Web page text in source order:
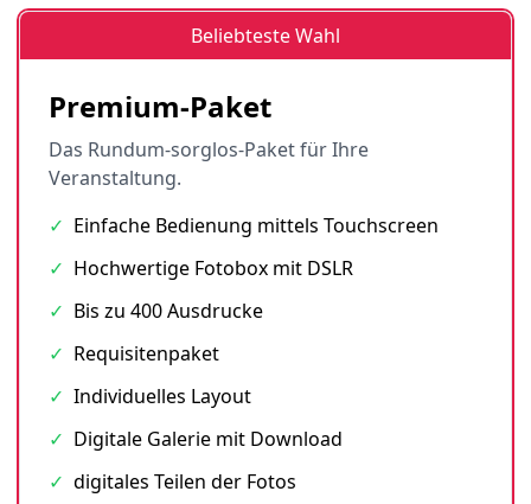
Beliebteste Wahl
Premium-Paket
Das Rundum-sorglos-Paket für Ihre
Veranstaltung.
✓ Einfache Bedienung mittels Touchscreen
✓ Hochwertige Fotobox mit DSLR
✓ Bis zu 400 Ausdrucke
✓ Requisitenpaket
✓ Individuelles Layout
✓ Digitale Galerie mit Download
✓ digitales Teilen der Fotos